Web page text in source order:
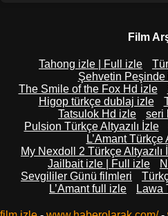
Film
Tahong izle | Full izle
Şehvetin
The Smile of the Fox Hd izle
Higop türkçe dublaj izle
Tatsulok Hd izle
seri
Pulsion Türkçe Altyazılı İzle
L’Amant Türkçe
My Nexdoll 2 Türkçe Altyazılı
Jailbait izle | Full izle
Sevgililer Günü filmleri
L’Amant full izle
Lawa